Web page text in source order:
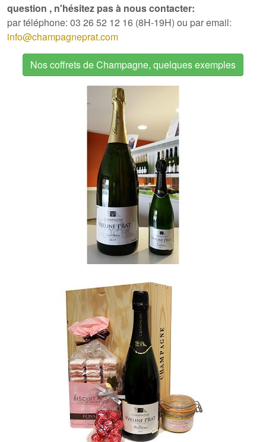
question , n'hésitez pas à nous contacter:
par téléphone: 03 26 52 12 16 (8H-19H) ou par email:
info@champagneprat.com
Nos coffrets de Champagne, quelques exemples